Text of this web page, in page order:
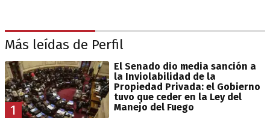
Más leídas de Perfil
1
El Senado dio media sanción a
la Inviolabilidad de la
Propiedad Privada: el Gobierno
tuvo que ceder en la Ley del
Manejo del Fuego